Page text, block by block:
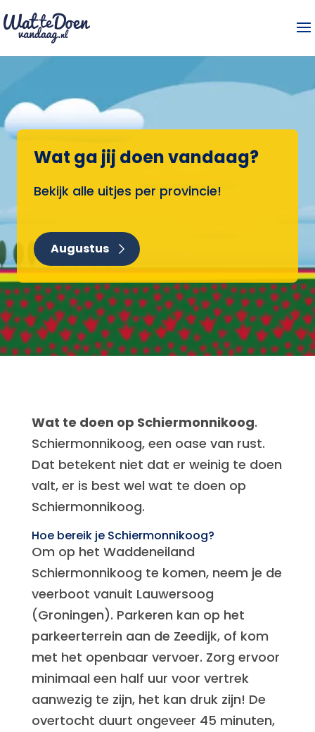
Wat ga jij doen vandaag?
Bekijk alle uitjes per provincie!
Augustus
Wat te doen op Schiermonnikoog.
Schiermonnikoog, een oase van rust.
Dat betekent niet dat er weinig te doen
valt, er is best wel wat te doen op
Schiermonnikoog.
Hoe bereik je Schiermonnikoog?
Om op het Waddeneiland
Schiermonnikoog te komen, neem je de
veerboot vanuit Lauwersoog
(Groningen). Parkeren kan op het
parkeerterrein aan de Zeedijk, of kom
met het openbaar vervoer. Zorg ervoor
minimaal een half uur voor vertrek
aanwezig te zijn, het kan druk zijn! De
overtocht duurt ongeveer 45 minuten,